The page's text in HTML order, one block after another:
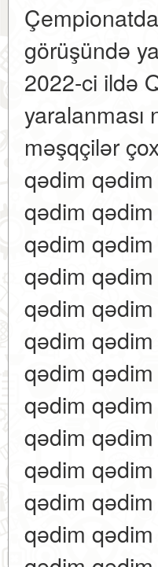
görüşündə
2022-ci ildə
yaralanması
məşqçilər
qədim
qədim
qədim
qədim
qədim
qədim
qədim
qədim
qədim
qədim
qədim
qədim